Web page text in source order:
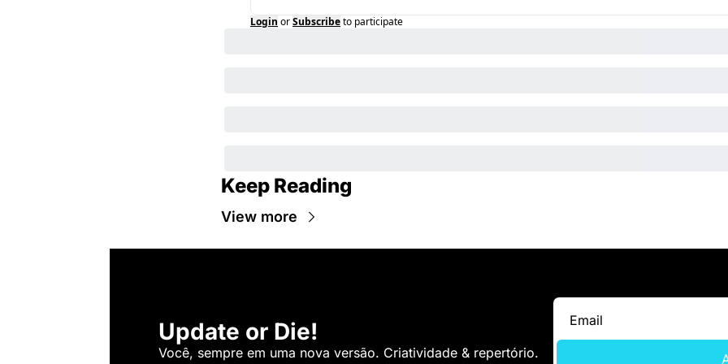
Login orSubscribeto participate
Keep Reading
View more
Update or Die!
Você, sempre em uma nova versão. Criatividade & repertório.